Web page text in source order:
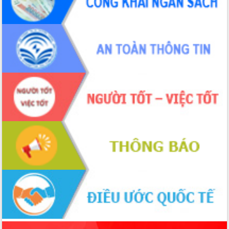
sầu riêng tại Đắk Lắk
Trình diễn nghệ thuật chế biến các
món ăn từ sầu riêng
Đắk Lắk công bố Quy hoạch và xúc
tiến đầu tư tỉnh
Ngành cá ngừ Đắk Lắk chủ động thích
ứng để giữ vững thị trường xuất khẩu
Diễn đàn Kinh tế tư nhân Việt Nam đột
phá cơ chế - Hợp tác công tư
Đề án 06 tạo bước ngoặt đột phá trong
cải cách hành chính tỉnh Đắk Lắk
Kết nối tour, đẩy mạnh chuyển đổi số
để phát triển du lịch Đắk Lắk
Khởi động Dự án Đầu tư xây dựng hạ
tầng kỹ thuật Cụm công nghiệp Tân
Gặp mặt các cơ quan báo chí nhân Kỷ
niệm 101 năm Ngày Báo chí Cách
mạng Việt Nam
Đắk Lắk sơ kết 4 năm triển khai thực